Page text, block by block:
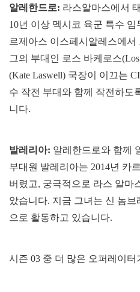
알레한드로: 라스알마스에서
10년 이상 멕시코 육군 특수 임
르제아스 이스페시알레스에
그의 부대인 로스 바케로스
(Kate Laswell) 국장이 이끄는
수 작전 부대와 함께 작전하도
니다.
발레리아: 알레한드로와 함께
부대원 발레리아는 2014년 카
버렸고, 궁극적으로 라스 알마
았습니다. 지금 그녀는 신 놈
으로 활동하고 있습니다.
시즌 03 중 더 많은 오퍼레이터